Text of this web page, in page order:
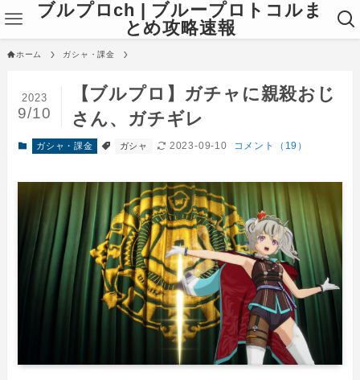
ブルプロch | ブループロトコルま
とめ攻略速報
ホーム ガシャ・課金
【ブルプロ】ガチャに親殺おじ
さん、ガチギレ
2023
9/10
ガシャ・課金 ガシャ 2023-09-10 コメント（19）